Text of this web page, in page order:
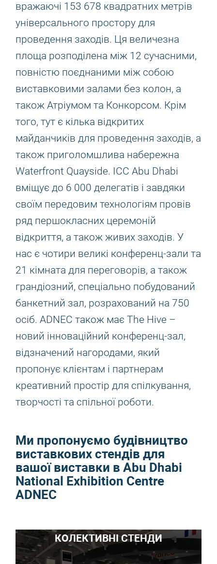
вражаючі 153 678 квадратних метрів
універсального простору для
проведення заходів. Ця величезна
площа розподілена між 12 сучасними,
повністю поєднаними між собою
виставковими залами без колон, а
також Атріумом та Конкорсом. Крім
того, тут є кілька відкритих
майданчиків для проведення заходів, а
також приголомшлива набережна
Waterfront Quayside. ICC Abu Dhabi
вміщує до 6 000 делегатів і завдяки
своїм передовим технологіям провів
ряд першокласних церемоній
відкриття, а також живих заходів. У
нас є чотири великі конференц-зали та
21 кімната для переговорів, а також
грандіозний, спеціально побудований
банкетний зал, розрахований на 750
осіб. ADNEC також має The Hive –
новий інноваційний конференц-зал,
відзначений нагородами, який
пропонує клієнтам і партнерам
креативний простір для спілкування,
творчості та спільної роботи.
Ми пропонуємо будівництво
виставкових стендів для
вашої виставки в Abu Dhabi
National Exhibition Centre
ADNEC
КОЛЕКТИВНІ СТЕНДИ